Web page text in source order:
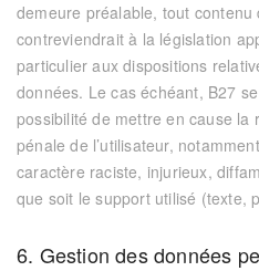
demeure préalable, tout
contreviendrait à la législation
particulier aux dispositions
données. Le cas échéant, B27
possibilité de mettre en cause la
pénale de l’utilisateur,
caractère raciste, injurieux,
que soit le support utilisé (texte,
6. Gestion des données